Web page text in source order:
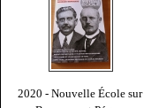
2020 - Nouvelle École sur